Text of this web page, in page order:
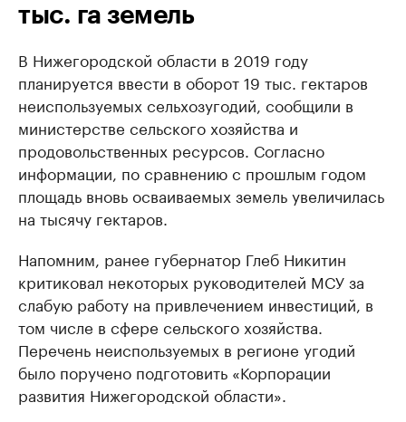
тыс. га земель
В Нижегородской области в 2019 году
планируется ввести в оборот 19 тыс. гектаров
неиспользуемых сельхозугодий, сообщили в
министерстве сельского хозяйства и
продовольственных ресурсов. Согласно
информации, по сравнению с прошлым годом
площадь вновь осваиваемых земель увеличилась
на тысячу гектаров.
Напомним, ранее губернатор Глеб Никитин
критиковал некоторых руководителей МСУ за
слабую работу на привлечением инвестиций, в
том числе в сфере сельского хозяйства.
Перечень неиспользуемых в регионе угодий
было поручено подготовить «Корпорации
развития Нижегородской области».